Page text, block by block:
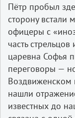
Пётр пробыл
сторону встали
офицеры с
часть
царевна Софья
переговоры —
Воздвиженском
нашли
известных до